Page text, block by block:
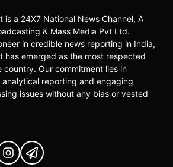
is a 24X7 National News Channel, A
& Mass Media Pvt Ltd.
in credible news reporting in India,
has emerged as the most respected
country. Our commitment lies in
reporting and engaging
issues without any bias or vested